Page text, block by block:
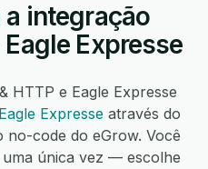
integração
Expresse
HTTP e Eagle Expresse
Eagle Expresse através do
no-code do eGrow. Você
única vez — escolhe